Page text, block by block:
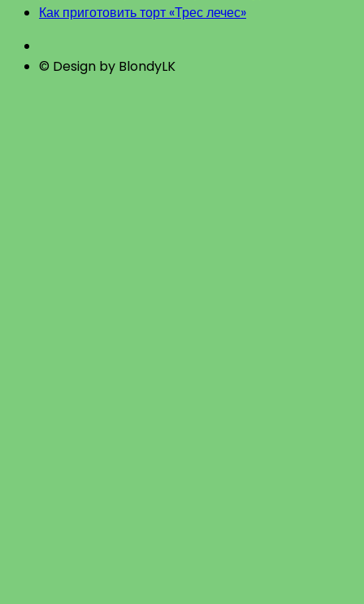
Как приготовить торт «Трес лечес»
© Design by BlondyLK